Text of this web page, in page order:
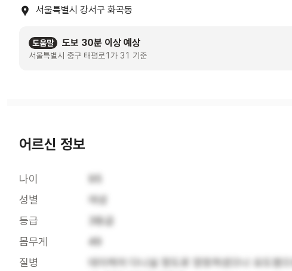
서울특별시 강서구 화곡동
도움말 도보 30분 이상 예상
서울특별시 중구 태평로1가 31 기준
어르신 정보
나이
95
성별
여성
등급
3등급
몸무게
49
질병
데이케어 다니실 정도로 양호하셨으나 요도염